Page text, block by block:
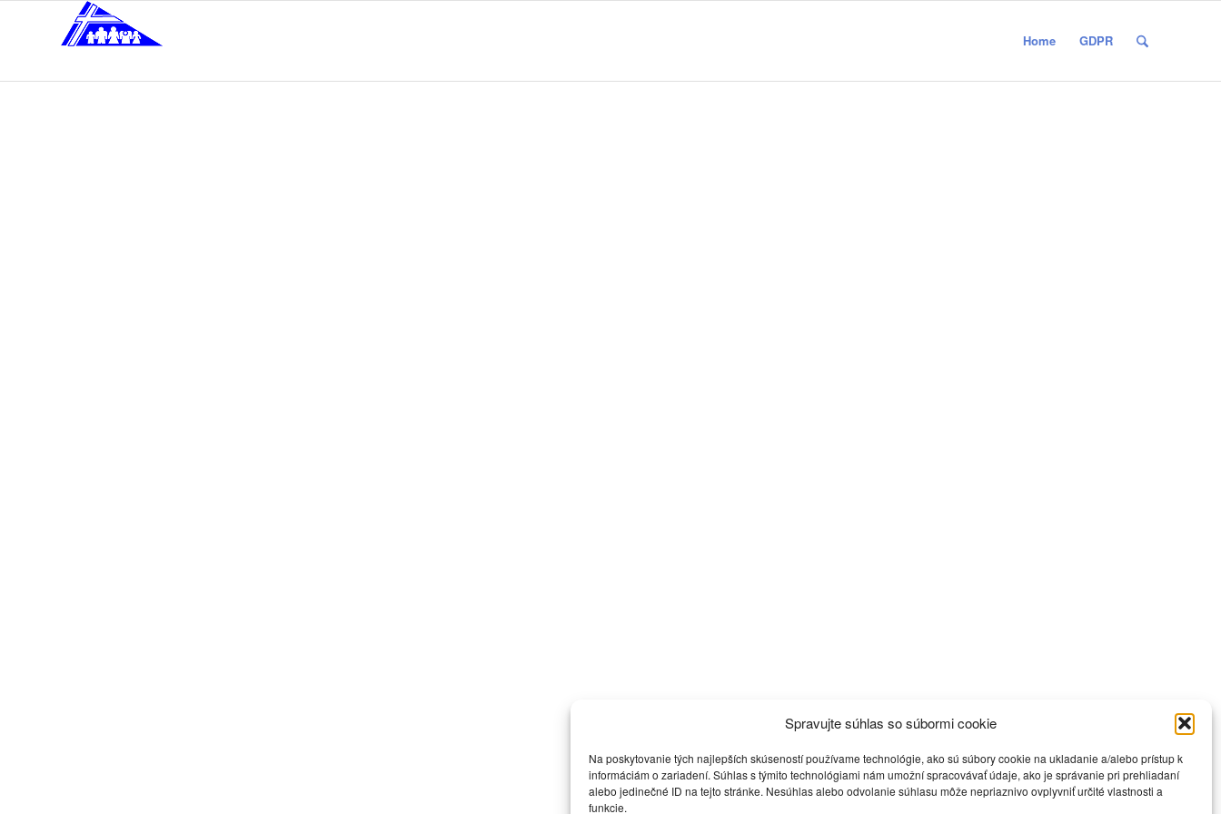
Spravujte súhlas so súbormi cookie
Na poskytovanie tých najlepších skúseností používame technológie, ako sú súbory cookie na ukladanie a/alebo prístup k
informáciám o zariadení. Súhlas s týmito technológiami nám umožní spracovávať údaje, ako je správanie pri prehliadaní
alebo jedinečné ID na tejto stránke. Nesúhlas alebo odvolanie súhlasu môže nepriaznivo ovplyvniť určité vlastnosti a
funkcie.
Home GDPR